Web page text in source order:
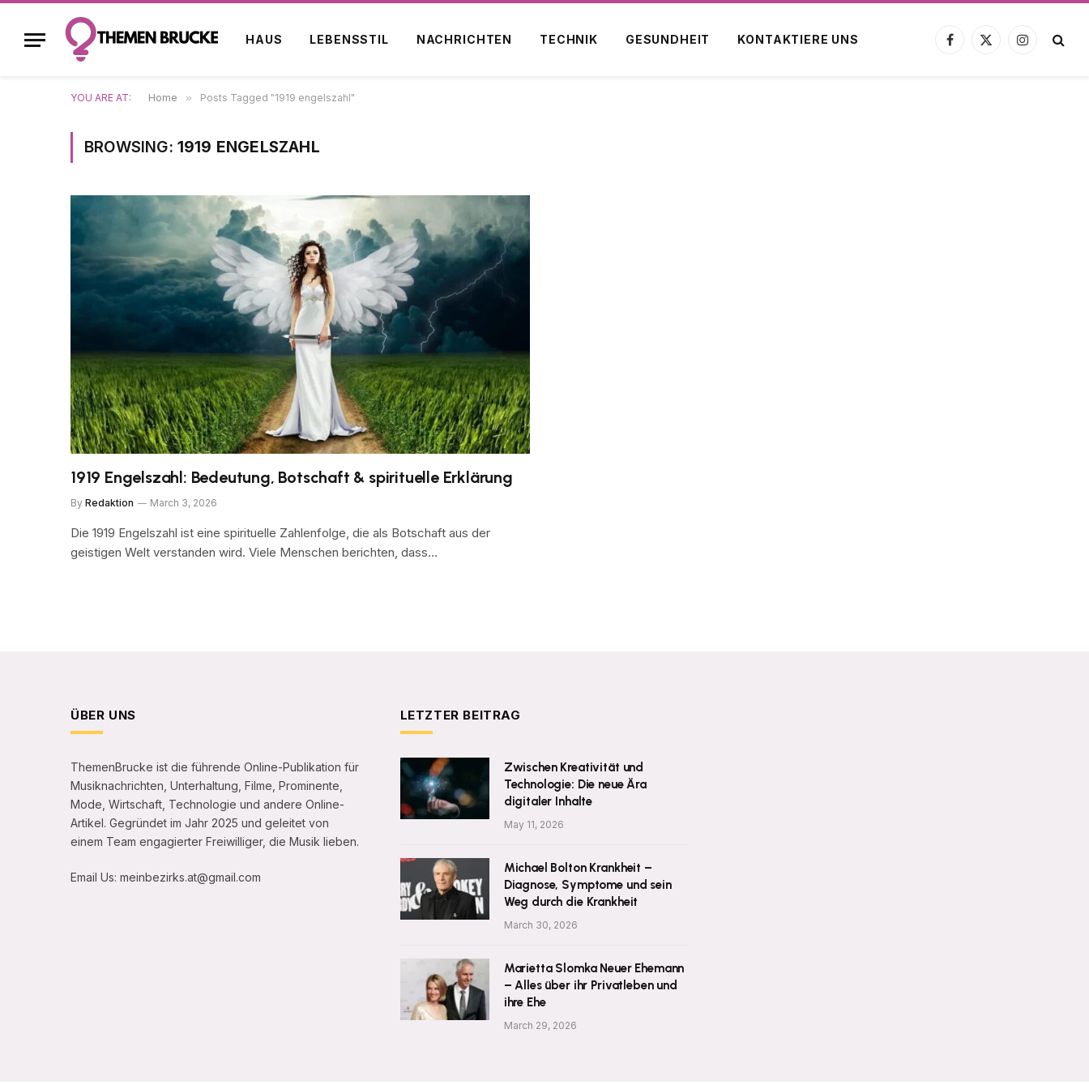
HAUS LEBENSSTIL NACHRICHTEN TECHNIK GESUNDHEIT KONTAKTIERE UNS
Facebook
X
Instagram
YOU ARE AT: Home » Posts Tagged "1919 engelszahl"
BROWSING: 1919 ENGELSZAHL
1919 Engelszahl: Bedeutung, Botschaft & spirituelle Erklärung
By Redaktion March 3, 2026
Die 1919 Engelszahl ist eine spirituelle Zahlenfolge, die als Botschaft aus der
geistigen Welt verstanden wird. Viele Menschen berichten, dass…
ÜBER UNS
ThemenBrucke ist die führende Online-Publikation für
Musiknachrichten, Unterhaltung, Filme, Prominente,
Mode, Wirtschaft, Technologie und andere Online-
Artikel. Gegründet im Jahr 2025 und geleitet von
einem Team engagierter Freiwilliger, die Musik lieben.
Email Us: meinbezirks.at@gmail.com
LETZTER BEITRAG
Zwischen Kreativität und
Technologie: Die neue Ära
digitaler Inhalte
May 11, 2026
Michael Bolton Krankheit –
Diagnose, Symptome und sein
Weg durch die Krankheit
March 30, 2026
Marietta Slomka Neuer Ehemann
– Alles über ihr Privatleben und
ihre Ehe
March 29, 2026